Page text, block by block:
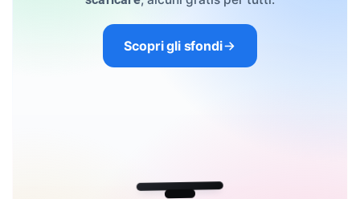
Scopri gli sfondi